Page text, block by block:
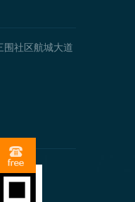
围社区航城大道